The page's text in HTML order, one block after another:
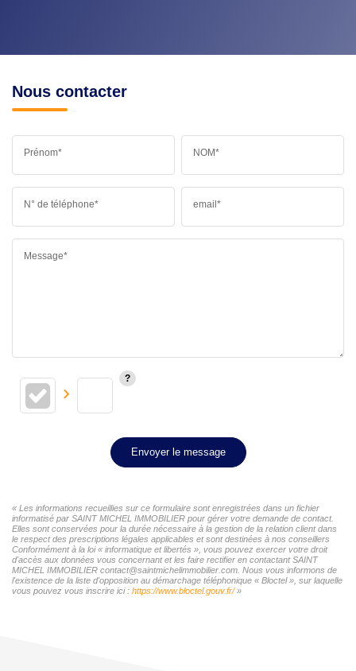
Nous contacter
Prénom* NOM*
N° de téléphone* email*
Message*
Envoyer le message
« Les informations recueillies sur ce formulaire sont enregistrées dans un fichier
informatisé par SAINT MICHEL IMMOBILIER pour gérer votre demande de contact.
Elles sont conservées pour la durée nécessaire à la gestion de la relation client dans
le respect des prescriptions légales applicables et sont destinées à nos conseillers
Conformément à la loi « informatique et libertés », vous pouvez exercer votre droit
d'accès aux données vous concernant et les faire rectifier en contactant SAINT
MICHEL IMMOBILIER contact@saintmichelimmobilier.com. Nous vous informons de
l'existence de la liste d'opposition au démarchage téléphonique « Bloctel », sur laquelle
vous pouvez vous inscrire ici : https://www.bloctel.gouv.fr/»